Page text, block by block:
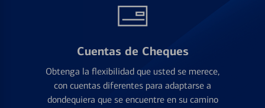
Cuentas de Cheques
Obtenga la flexibilidad que usted se merece,
con cuentas diferentes para adaptarse a
dondequiera que se encuentre en su camino